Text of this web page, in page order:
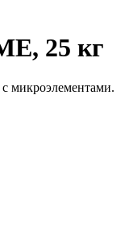
25 кг
микроэлементами.